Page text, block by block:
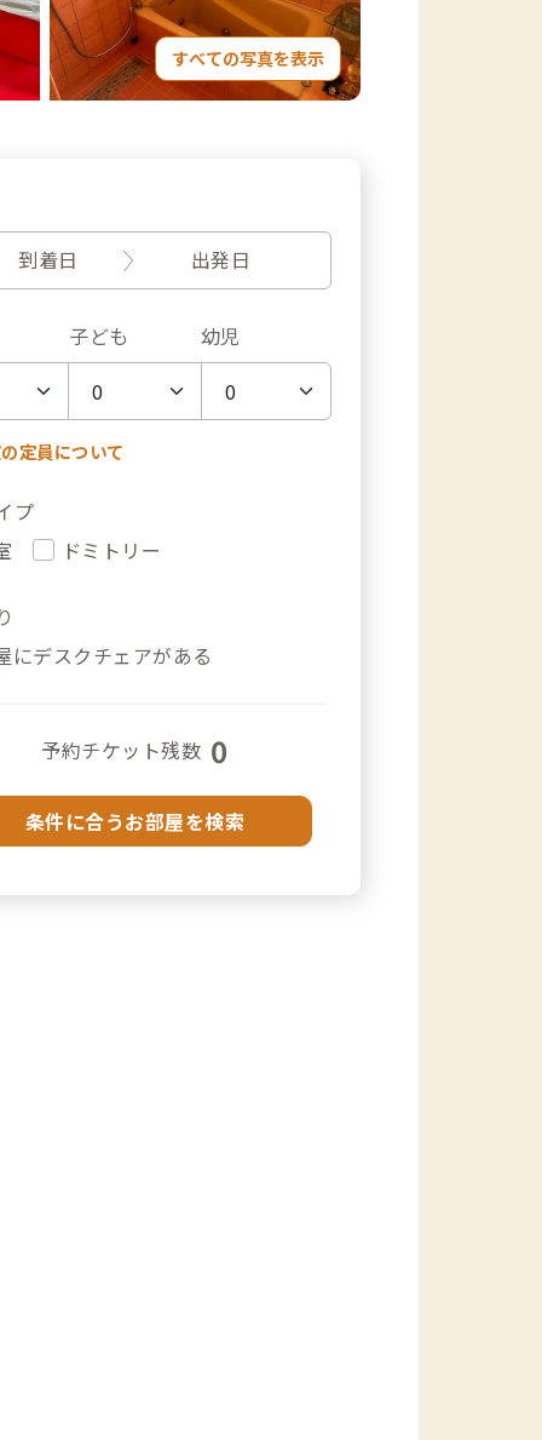
すべての写真を表示
到着日 出発日
子ども 幼児
定員について
プ
ドミトリー
にデスクチェアがある
予約チケット残数 0
条件に合うお部屋を検索